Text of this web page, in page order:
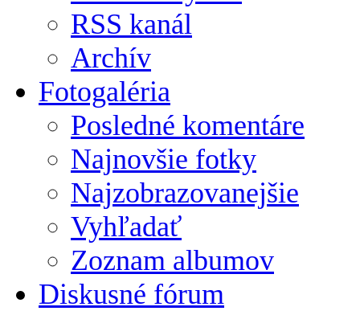
RSS kanál
Archív
Fotogaléria
Posledné komentáre
Najnovšie fotky
Najzobrazovanejšie
Vyhľadať
Zoznam albumov
Diskusné fórum